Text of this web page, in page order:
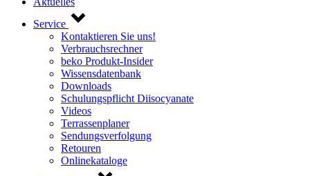
Service
Kontaktieren Sie uns!
Verbrauchsrechner
beko Produkt-Insider
Wissensdatenbank
Downloads
Schulungspflicht Diisocyanate
Videos
Terrassenplaner
Sendungsverfolgung
Retouren
Onlinekataloge